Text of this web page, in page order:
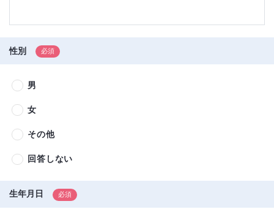
性別
男
女
その他
回答しない
生年月日